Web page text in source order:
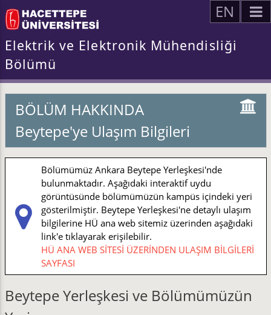
EN
Elektrik ve Elektronik Mühendisliği
Bölümü
BÖLÜM HAKKINDA
Beytepe'ye Ulaşım Bilgileri
Bölümümüz Ankara Beytepe Yerleşkesi'nde
bulunmaktadır. Aşağıdaki interaktif uydu
görüntüsünde bölümümüzün kampüs içindeki yeri
gösterilmiştir. Beytepe Yerleşkesi'ne detaylı ulaşım
bilgilerine HÜ ana web sitemiz üzerinden aşağıdaki
link'e tıklayarak erişilebilir.
HÜ ANA WEB SİTESİ ÜZERİNDEN ULAŞIM BİLGİLERİ
SAYFASI
Beytepe Yerleşkesi ve Bölümümüzün